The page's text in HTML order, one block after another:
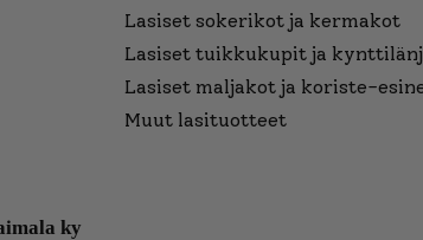
Lasiset sokerikot ja kermakot
Lasiset tuikkukupit ja
Lasiset maljakot ja koriste-
Muut lasituotteet
ky